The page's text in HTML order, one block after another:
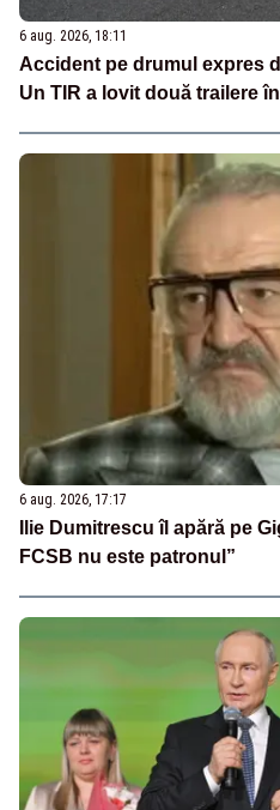
6 aug. 2026, 18:11
Accident pe drumul expres
Un TIR a lovit două trailere
6 aug. 2026, 17:17
Ilie Dumitrescu îl apără pe
FCSB nu este patronul”